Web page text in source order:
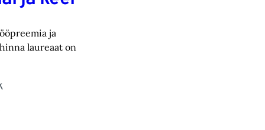
ja
laureaat on